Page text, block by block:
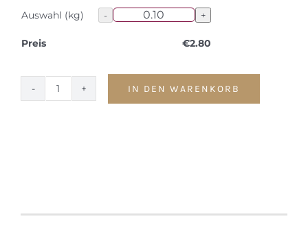
Auswahl (kg)
Preis €2.80
Hüferl
IN DEN WARENKORB